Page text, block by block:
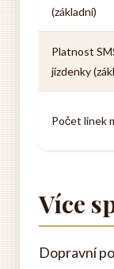
(základní)
Platnost
jízdenky
Počet linek
Více
Dopravní